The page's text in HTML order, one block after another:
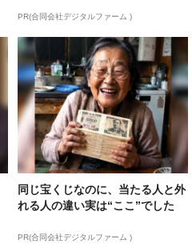
PR(合同会社デジタルファーム )
同じ宝くじなのに、当たる人と外
れる人の違い実は“ここ”でした
PR(合同会社デジタルファーム )